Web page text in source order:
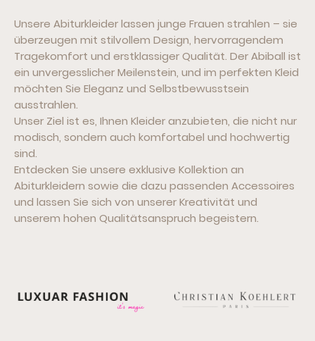
Unsere Abiturkleider lassen junge Frauen strahlen – sie
überzeugen mit stilvollem Design, hervorragendem
Tragekomfort und erstklassiger Qualität. Der Abiball ist
ein unvergesslicher Meilenstein, und im perfekten Kleid
möchten Sie Eleganz und Selbstbewusstsein
ausstrahlen.
Unser Ziel ist es, Ihnen Kleider anzubieten, die nicht nur
modisch, sondern auch komfortabel und hochwertig
sind.
Entdecken Sie unsere exklusive Kollektion an
Abiturkleidern sowie die dazu passenden Accessoires
und lassen Sie sich von unserer Kreativität und
unserem hohen Qualitätsanspruch begeistern.